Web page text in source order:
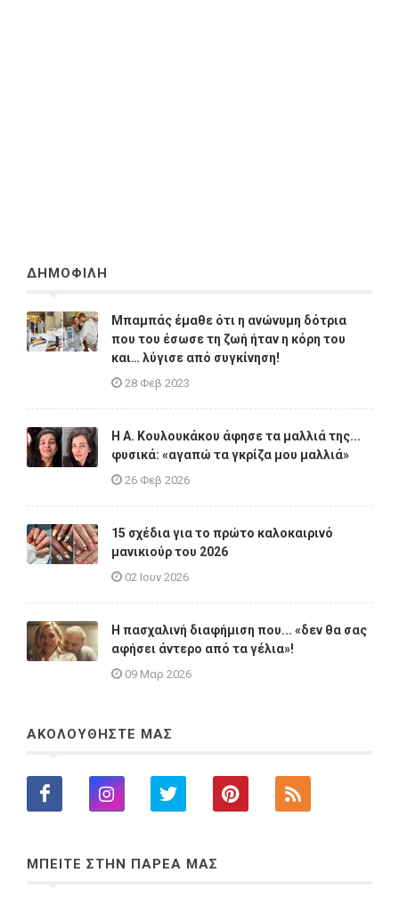
ΔΗΜΟΦΙΛΗ
Μπαμπάς έμαθε ότι η ανώνυμη δότρια
που του έσωσε τη ζωή ήταν η κόρη του
και… λύγισε από συγκίνηση!
28 Φεβ 2023
Η A. Κουλουκάκου άφησε τα μαλλιά της...
φυσικά: «αγαπώ τα γκρίζα μου μαλλιά»
26 Φεβ 2026
15 σχέδια για το πρώτο καλοκαιρινό
μανικιούρ του 2026
02 Ιουν 2026
Η πασχαλινή διαφήμιση που... «δεν θα σας
αφήσει άντερο από τα γέλια»!
09 Μαρ 2026
ΑΚΟΛΟΥΘΗΣΤΕ ΜΑΣ
ΜΠΕΙΤΕ ΣΤΗΝ ΠΑΡΕΑ ΜΑΣ